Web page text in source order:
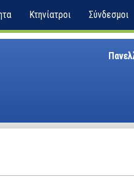
Κτηνίατροι Σύνδεσμοι